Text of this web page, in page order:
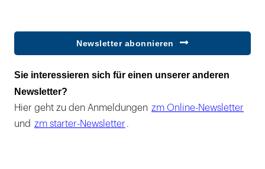
Newsletter abonnieren
Sie interessieren sich für einen unserer anderen
Newsletter?
Hier geht zu den Anmeldungen zm Online-Newsletter
und zm starter-Newsletter .